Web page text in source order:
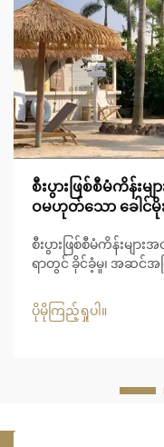
စီးပွားဖြစ်စီမံကိန်
ဝမဟုတ်သော ခေါင်မို
စီးပွားဖြစ်စီမံကိန်းမျာ
ရာတွင် ခိုင်ခံ့မှု၊ အဆင်
အသွေးအရောင်ကို ရရှိလိုသ
သာမောင်းလုံအိမ်ခေါင်မို
ပိုမိုကြည့်ရှုပါ။